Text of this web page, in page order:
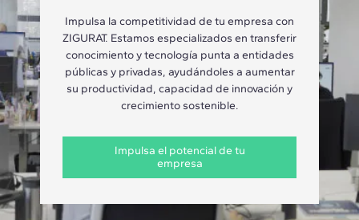
Impulsa la competitividad de tu empresa con
ZIGURAT. Estamos especializados en transferir
conocimiento y tecnología punta a entidades
públicas y privadas, ayudándoles a aumentar
su productividad, capacidad de innovación y
crecimiento sostenible.
Impulsa el potencial de tu
empresa